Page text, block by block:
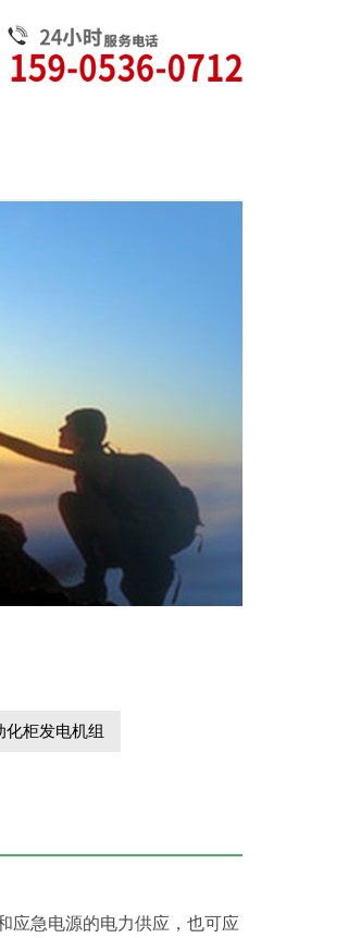
柜发电机组
应急电源的电力供应，也可应